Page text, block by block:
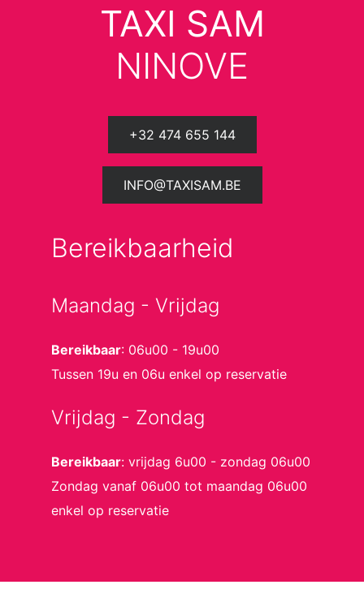
TAXI SAM
NINOVE
+32 474 655 144
INFO@TAXISAM.BE
Bereikbaarheid
Maandag - Vrijdag
Bereikbaar: 06u00 - 19u00
Tussen 19u en 06u enkel op reservatie
Vrijdag - Zondag
Bereikbaar: vrijdag 6u00 - zondag 06u00
Zondag vanaf 06u00 tot maandag 06u00
enkel op reservatie